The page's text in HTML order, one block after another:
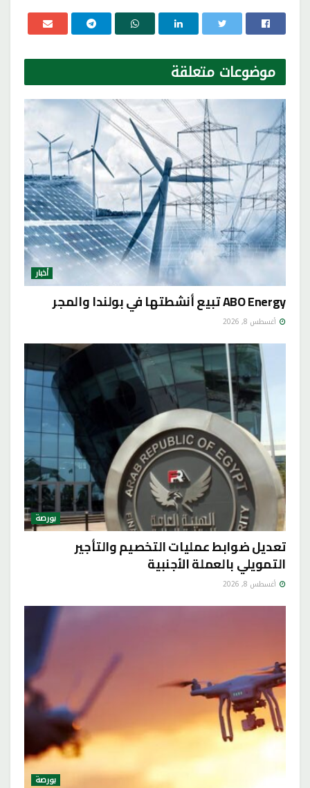
موضوعات متعلقة
أخبار
ABO Energy تبيع أنشطتها في بولندا والمجر
أغسطس 8, 2026
بورصة
تعديل ضوابط عمليات التخصيم والتأجير
التمويلي بالعملة الأجنبية
أغسطس 8, 2026
بورصة